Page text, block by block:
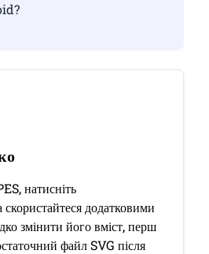
натисніть
скористайтеся додатковими
змінити його вміст, перш
файл SVG після